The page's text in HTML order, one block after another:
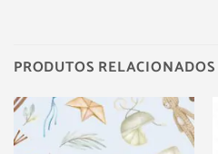
PRODUTOS RELACIONADOS